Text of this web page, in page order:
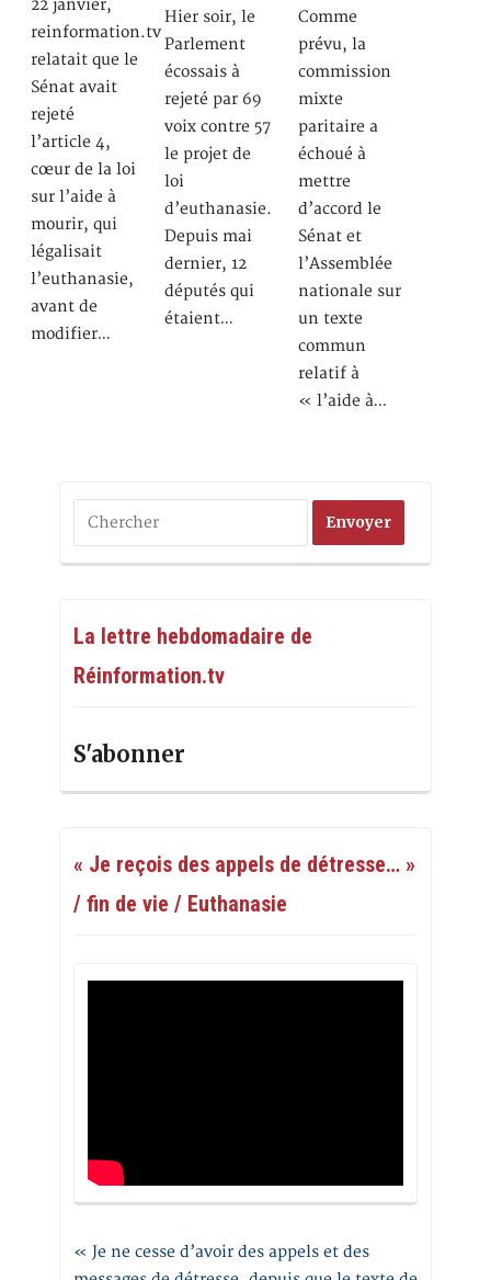
22 janvier,
reinformation.tv
relatait que le
Sénat avait
rejeté
l’article 4,
cœur de la loi
sur l’aide à
mourir, qui
légalisait
l’euthanasie,
avant de
modifier…
Hier soir, le
Parlement
écossais à
rejeté par 69
voix contre 57
le projet de
loi
d’euthanasie.
Depuis mai
dernier, 12
députés qui
étaient…
Comme
prévu, la
commission
mixte
paritaire a
échoué à
mettre
d’accord le
Sénat et
l’Assemblée
nationale sur
un texte
commun
relatif à
« l’aide à…
La lettre hebdomadaire de
Réinformation.tv
S'abonner
« Je reçois des appels de détresse… »
/ fin de vie / Euthanasie
« Je ne cesse d’avoir des appels et des